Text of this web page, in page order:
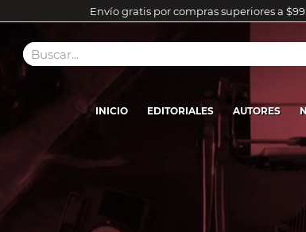
Envío gratis por compras superiores a
INICIO EDITORIALES AUTORES